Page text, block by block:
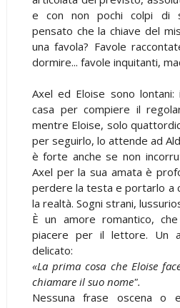
e con non pochi colpi di
pensato che la chiave del
una favola? Favole
dormire... favole inquitanti,
Axel ed Eloise sono
casa per compiere il
mentre Eloise, solo
per seguirlo, lo attende ad
è forte anche se non
Axel per la sua amata è
perdere la testa e portarlo a
la realtà. Sogni strani,
È un amore romantico,
piacere per il lettore. Un
delicato:
«La prima cosa che Eloise
chiamare il suo nome".
Nessuna frase oscena o